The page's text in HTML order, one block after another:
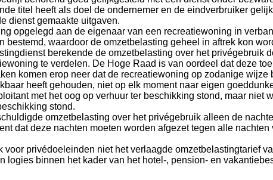
titel heeft als doel de ondernemer en de eindverbruiker
dienst gemaakte uitgaven.
opgelegd aan de eigenaar van een recreatiewoning in
waardoor de omzetbelasting geheel in aftrek kon
berekende de omzetbelasting over het privégebruik
te verdelen. De Hoge Raad is van oordeel dat deze
komen erop neer dat de recreatiewoning op zodanige
heeft gehouden, niet op elk moment naar eigen
met het oog op verhuur ter beschikking stond, maar
stond.
omzetbelasting over het privégebruik alleen de
dat deze nachten moeten worden afgezet tegen alle
privédoeleinden niet het verlaagde omzetbelastingtarief
logies binnen het kader van het hotel-, pension- en